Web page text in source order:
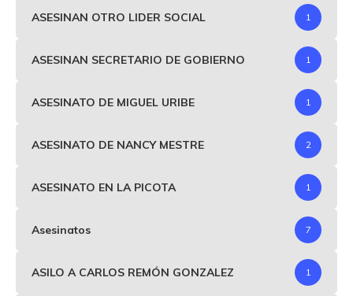
ASESINAN OTRO LIDER SOCIAL 1
ASESINAN SECRETARIO DE GOBIERNO 1
ASESINATO DE MIGUEL URIBE 1
ASESINATO DE NANCY MESTRE 2
ASESINATO EN LA PICOTA 1
Asesinatos 7
ASILO A CARLOS REMÓN GONZALEZ 1